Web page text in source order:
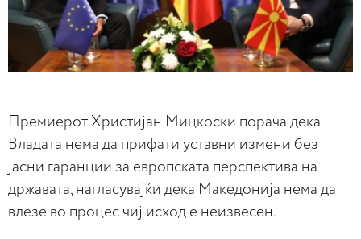
Премиерот Христијан Мицкоски порача дека
Владата нема да прифати уставни измени без
јасни гаранции за европската перспектива на
државата, нагласувајќи дека Македонија нема да
влезе во процес чиј исход е неизвесен.